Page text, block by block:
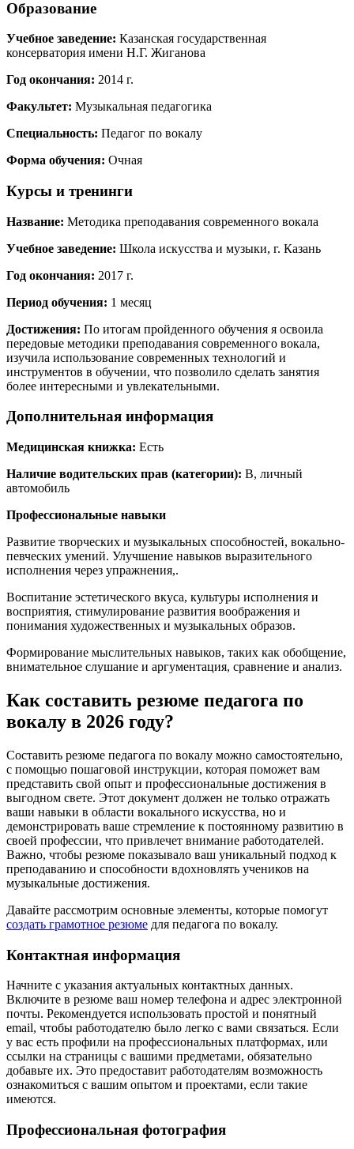
Образование
Учебное заведение: Казанская государственная
консерватория имени Н.Г. Жиганова
Год окончания: 2014 г.
Факультет: Музыкальная педагогика
Специальность: Педагог по вокалу
Форма обучения: Очная
Курсы и тренинги
Название: Методика преподавания современного вокала
Учебное заведение: Школа искусства и музыки, г. Казань
Год окончания: 2017 г.
Период обучения: 1 месяц
Достижения: По итогам пройденного обучения я освоила
передовые методики преподавания современного вокала,
изучила использование современных технологий и
инструментов в обучении, что позволило сделать занятия
более интересными и увлекательными.
Дополнительная информация
Медицинская книжка: Есть
Наличие водительских прав (категории): В, личный
автомобиль
Профессиональные навыки
Развитие творческих и музыкальных способностей, вокально-
певческих умений. Улучшение навыков выразительного
исполнения через упражнения,.
Воспитание эстетического вкуса, культуры исполнения и
восприятия, стимулирование развития воображения и
понимания художественных и музыкальных образов.
Формирование мыслительных навыков, таких как обобщение,
внимательное слушание и аргументация, сравнение и анализ.
Как составить резюме педагога по
вокалу в 2026 году?
Составить резюме педагога по вокалу можно самостоятельно,
с помощью пошаговой инструкции, которая поможет вам
представить свой опыт и профессиональные достижения в
выгодном свете. Этот документ должен не только отражать
ваши навыки в области вокального искусства, но и
демонстрировать ваше стремление к постоянному развитию в
своей профессии, что привлечет внимание работодателей.
Важно, чтобы резюме показывало ваш уникальный подход к
преподаванию и способности вдохновлять учеников на
музыкальные достижения.
Давайте рассмотрим основные элементы, которые помогут
создать грамотное резюме для педагога по вокалу.
Контактная информация
Начните с указания актуальных контактных данных.
Включите в резюме ваш номер телефона и адрес электронной
почты. Рекомендуется использовать простой и понятный
email, чтобы работодателю было легко с вами связаться. Если
у вас есть профили на профессиональных платформах, или
ссылки на страницы с вашими предметами, обязательно
добавьте их. Это предоставит работодателям возможность
ознакомиться с вашим опытом и проектами, если такие
имеются.
Профессиональная фотография